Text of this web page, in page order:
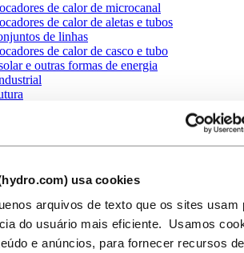
usa cookies
arquivos de texto que os sites usam
do usuário mais eficiente. Usamos
e anúncios, para fornecer recursos
de calor de microcanal
de calor de aletas e tubos
de linhas
de calor de casco e tubo
e outras formas de energia
a próxima geração